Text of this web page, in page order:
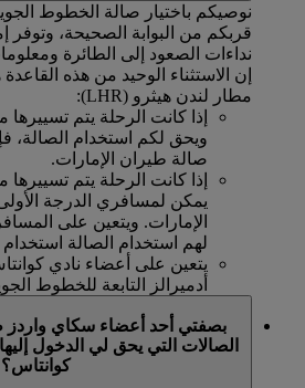
نوصيكم باختيار صالة الخطوط
قربكم من البوابة الصحيحة، وتوفر
نداءات الصعود إلى الطائرة
إن الاستثناء الوحيد من هذه
مطار لندن هيثرو (LHR):
إذا كانت الرحلة يتم
ويحق لكم استخدام الصالة،
صالة طيران الإمارات.
إذا كانت الرحلة يتم
يمكن لمسافري الدرجة
الإمارات. ويتعين على
لهم استخدام الصالة
يتعين على أعضاء نادي
أدميرالز التابعة للخطوط
بصفتي أحد أعضاء سكاي واردز
الصالات التي يحق لي الدخول
كوانتاس؟